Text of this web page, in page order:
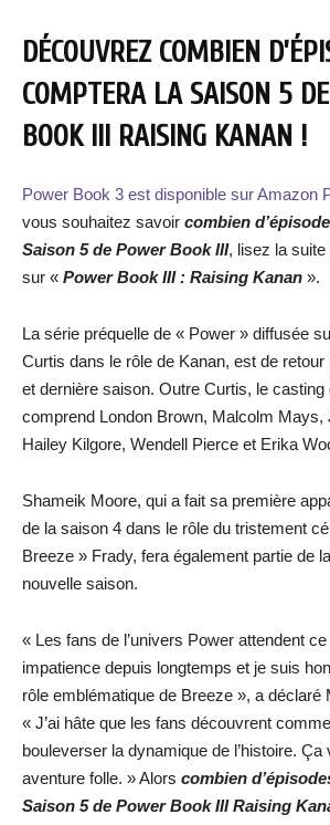
DÉCOUVREZ COMBIEN
COMPTERA LA SAISON 5
BOOK III RAISING KANAN !
Power Book 3 est disponible sur Amazon
vous souhaitez savoir combien
Saison 5 de Power Book III, lisez la
sur « Power Book III : Raising Kanan ».
La série préquelle de « Power » diffusée
Curtis dans le rôle de Kanan, est de
et dernière saison. Outre Curtis, le casting
comprend London Brown, Malcolm Mays,
Hailey Kilgore, Wendell Pierce et Erika
Shameik Moore, qui a fait sa première
de la saison 4 dans le rôle du tristement
Breeze » Frady, fera également partie de
nouvelle saison.
« Les fans de l’univers Power attendent
impatience depuis longtemps et je suis
rôle emblématique de Breeze », a déclaré
« J’ai hâte que les fans découvrent
bouleverser la dynamique de l’histoire. Ça
aventure folle. » Alors combien
Saison 5 de Power Book III Raising